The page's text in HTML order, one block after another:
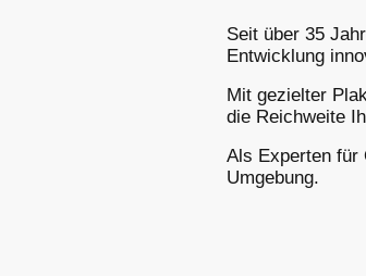
Seit über 35
Entwicklung
Mit gezielter
die Reichweite
Als Experten für
Umgebung.